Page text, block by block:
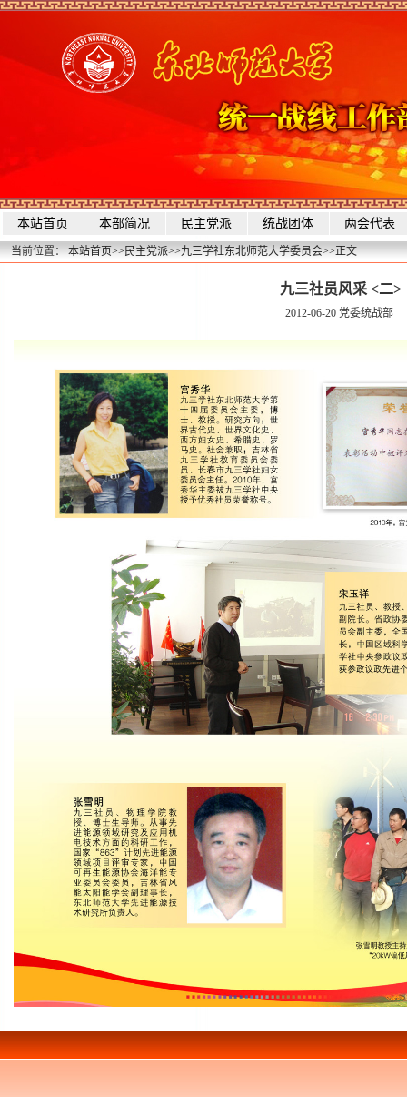
本站首页 本部简况 民主党派 统战团体 两会代表
当前位置：本站首页>>民主党派>>九三学社东北师范大学委员会>>正文
九三社员风采 <二>
2012-06-20 党委统战部